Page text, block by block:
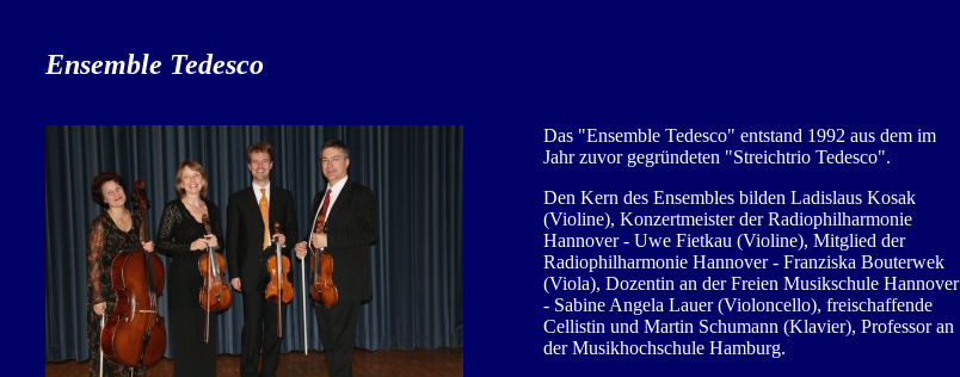
Ensemble Tedesco
Das "Ensemble Tedesco" entstand 1992 aus dem im
Jahr zuvor gegründeten "Streichtrio Tedesco".
Den Kern des Ensembles bilden Ladislaus Kosak
(Violine), Konzertmeister der Radiophilharmonie
Hannover - Uwe Fietkau (Violine), Mitglied der
Radiophilharmonie Hannover - Franziska Bouterwek
(Viola), Dozentin an der Freien Musikschule Hannover
- Sabine Angela Lauer (Violoncello), freischaffende
Cellistin und Martin Schumann (Klavier), Professor an
der Musikhochschule Hamburg.